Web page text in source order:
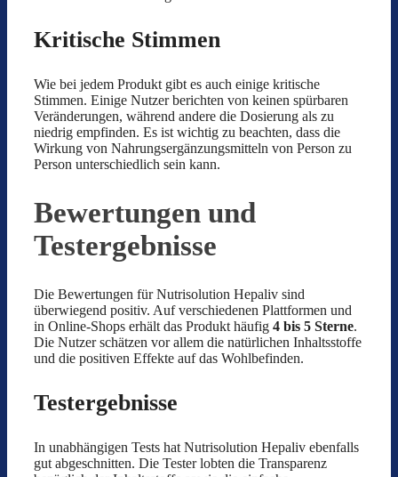
Kritische Stimmen
Wie bei jedem Produkt gibt es auch einige kritische
Stimmen. Einige Nutzer berichten von keinen spürbaren
Veränderungen, während andere die Dosierung als zu
niedrig empfinden. Es ist wichtig zu beachten, dass die
Wirkung von Nahrungsergänzungsmitteln von Person zu
Person unterschiedlich sein kann.
Bewertungen und
Testergebnisse
Die Bewertungen für Nutrisolution Hepaliv sind
überwiegend positiv. Auf verschiedenen Plattformen und
in Online-Shops erhält das Produkt häufig 4 bis 5 Sterne.
Die Nutzer schätzen vor allem die natürlichen Inhaltsstoffe
und die positiven Effekte auf das Wohlbefinden.
Testergebnisse
In unabhängigen Tests hat Nutrisolution Hepaliv ebenfalls
gut abgeschnitten. Die Tester lobten die Transparenz